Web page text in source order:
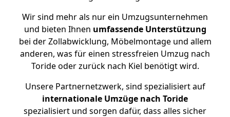
Wir sind mehr als nur ein Umzugsunternehmen
und bieten Ihnen umfassende Unterstützung
bei der Zollabwicklung, Möbelmontage und allem
anderen, was für einen stressfreien Umzug nach
Toride oder zurück nach Kiel benötigt wird.
Unsere Partnernetzwerk, sind spezialisiert auf
internationale Umzüge nach Toride
spezialisiert und sorgen dafür, dass alles sicher